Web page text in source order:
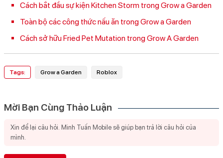
Cách bắt đầu sự kiện Kitchen Storm trong Grow a Garden
Toàn bộ các công thức nấu ăn trong Grow a Garden
Cách sở hữu Fried Pet Mutation trong Grow A Garden
Tags: Grow a Garden Roblox
Mời Bạn Cùng Thảo Luận